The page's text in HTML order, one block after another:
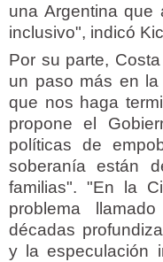
una Argentina que
inclusivo", indicó
Por su parte,
un paso más en
que nos haga
propone el
políticas de
soberanía están
familias". "En la
problema
décadas
y la especulación